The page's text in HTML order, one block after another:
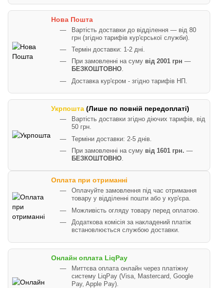
Нова Пошта
Вартість доставки до відділення — від 80
грн (згідно тарифів кур'єрської служби).
Термін доставки: 1-2 дні.
При замовленні на суму від 2001 грн —
БЕЗКОШТОВНО.
Доставка кур'єром - згідно тарифів НП.
Укрпошта (Лише по повній передоплаті)
Вартість доставки згідно діючих тарифів, від
50 грн.
Терміни доставки: 2-5 днів.
При замовленні на суму від 1601 грн. —
БЕЗКОШТОВНО.
Оплата при отриманні
Оплачуйте замовлення під час отримання
товару у відділенні пошти або у кур'єра.
Можливість огляду товару перед оплатою.
Додаткова комісія за накладений платіж
встановлюється службою доставки.
Онлайн оплата LiqPay
Миттєва оплата онлайн через платіжну
систему LiqPay (Visa, Mastercard, Google
Pay, Apple Pay).